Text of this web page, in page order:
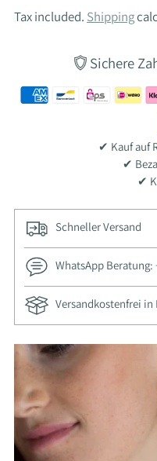
Tax included. Shipping
Sichere
✔ Kauf auf
✔
✔
Schneller Versand
WhatsApp Beratung:
Versandkostenfrei in
Adding
product
your
cart